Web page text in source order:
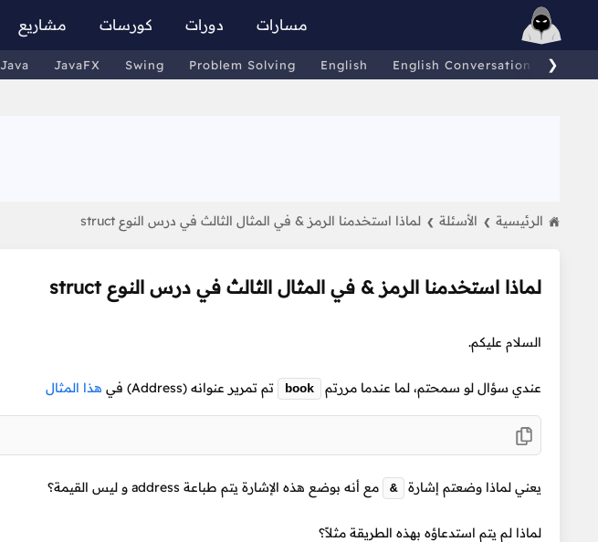
مسارات دورات كورسات مشاريع
Java JavaFX Swing Problem Solving English English Conversations ❯
الرئيسية ❯ الأسئلة ❯ لماذا استخدمنا الرمز & في المثال الثالث في درس النوع struct
لماذا استخدمنا الرمز & في المثال الثالث في درس النوع struct
السلام عليكم.
عندي سؤال لو سمحتم، لما عندما مررتم book تم تمرير عنوانه (Address) في هذا المثال
يعني لماذا وضعتم إشارة & مع أنه بوضع هذه الإشارة يتم طباعة address و ليس القيمة؟
لماذا لم يتم استدعاؤه بهذه الطريقة مثلاً؟